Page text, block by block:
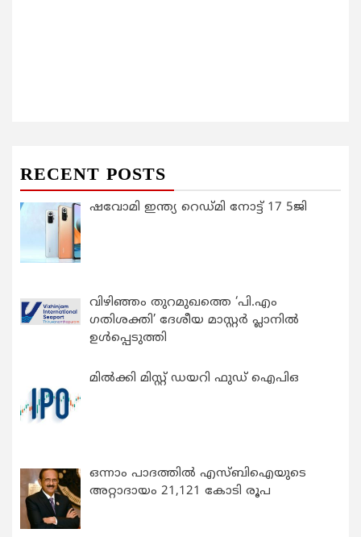
RECENT POSTS
ഷവോമി ഇന്ത്യ റെഡ്മി നോട്ട് 17 5ജി
വിഴിഞ്ഞം തുറമുഖത്തെ ‘പി.എം
ഗതിശക്തി’ ദേശീയ മാസ്റ്റർ പ്ലാനിൽ
ഉൾപ്പെടുത്തി
മിൽക്കി മിസ്റ്റ് ഡയറി ഫുഡ് ഐപിഒ
ഒന്നാം പാദത്തിൽ എസ്ബിഐയുടെ
അറ്റാദായം 21,121 കോടി രൂപ